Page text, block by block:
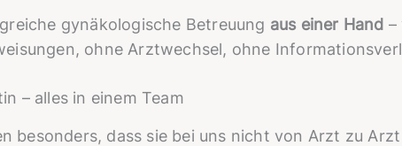
gynäkologische Betreuung aus einer Hand –
ohne Arztwechsel, ohne
– alles in einem Team
besonders, dass sie bei uns nicht von Arzt zu